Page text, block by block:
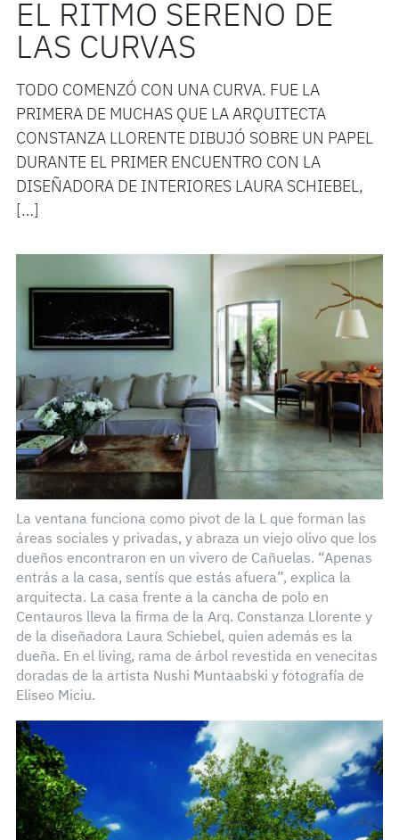
EL RITMO SERENO DE
LAS CURVAS
TODO COMENZÓ CON UNA CURVA. FUE LA
PRIMERA DE MUCHAS QUE LA ARQUITECTA
CONSTANZA LLORENTE DIBUJÓ SOBRE UN PAPEL
DURANTE EL PRIMER ENCUENTRO CON LA
DISEÑADORA DE INTERIORES LAURA SCHIEBEL,
[…]
La ventana funciona como pivot de la L que forman las
áreas sociales y privadas, y abraza un viejo olivo que los
dueños encontraron en un vivero de Cañuelas. “Apenas
entrás a la casa, sentís que estás afuera”, explica la
arquitecta. La casa frente a la cancha de polo en
Centauros lleva la firma de la Arq. Constanza Llorente y
de la diseñadora Laura Schiebel, quien además es la
dueña. En el living, rama de árbol revestida en venecitas
doradas de la artista Nushi Muntaabski y fotografía de
Eliseo Miciu.